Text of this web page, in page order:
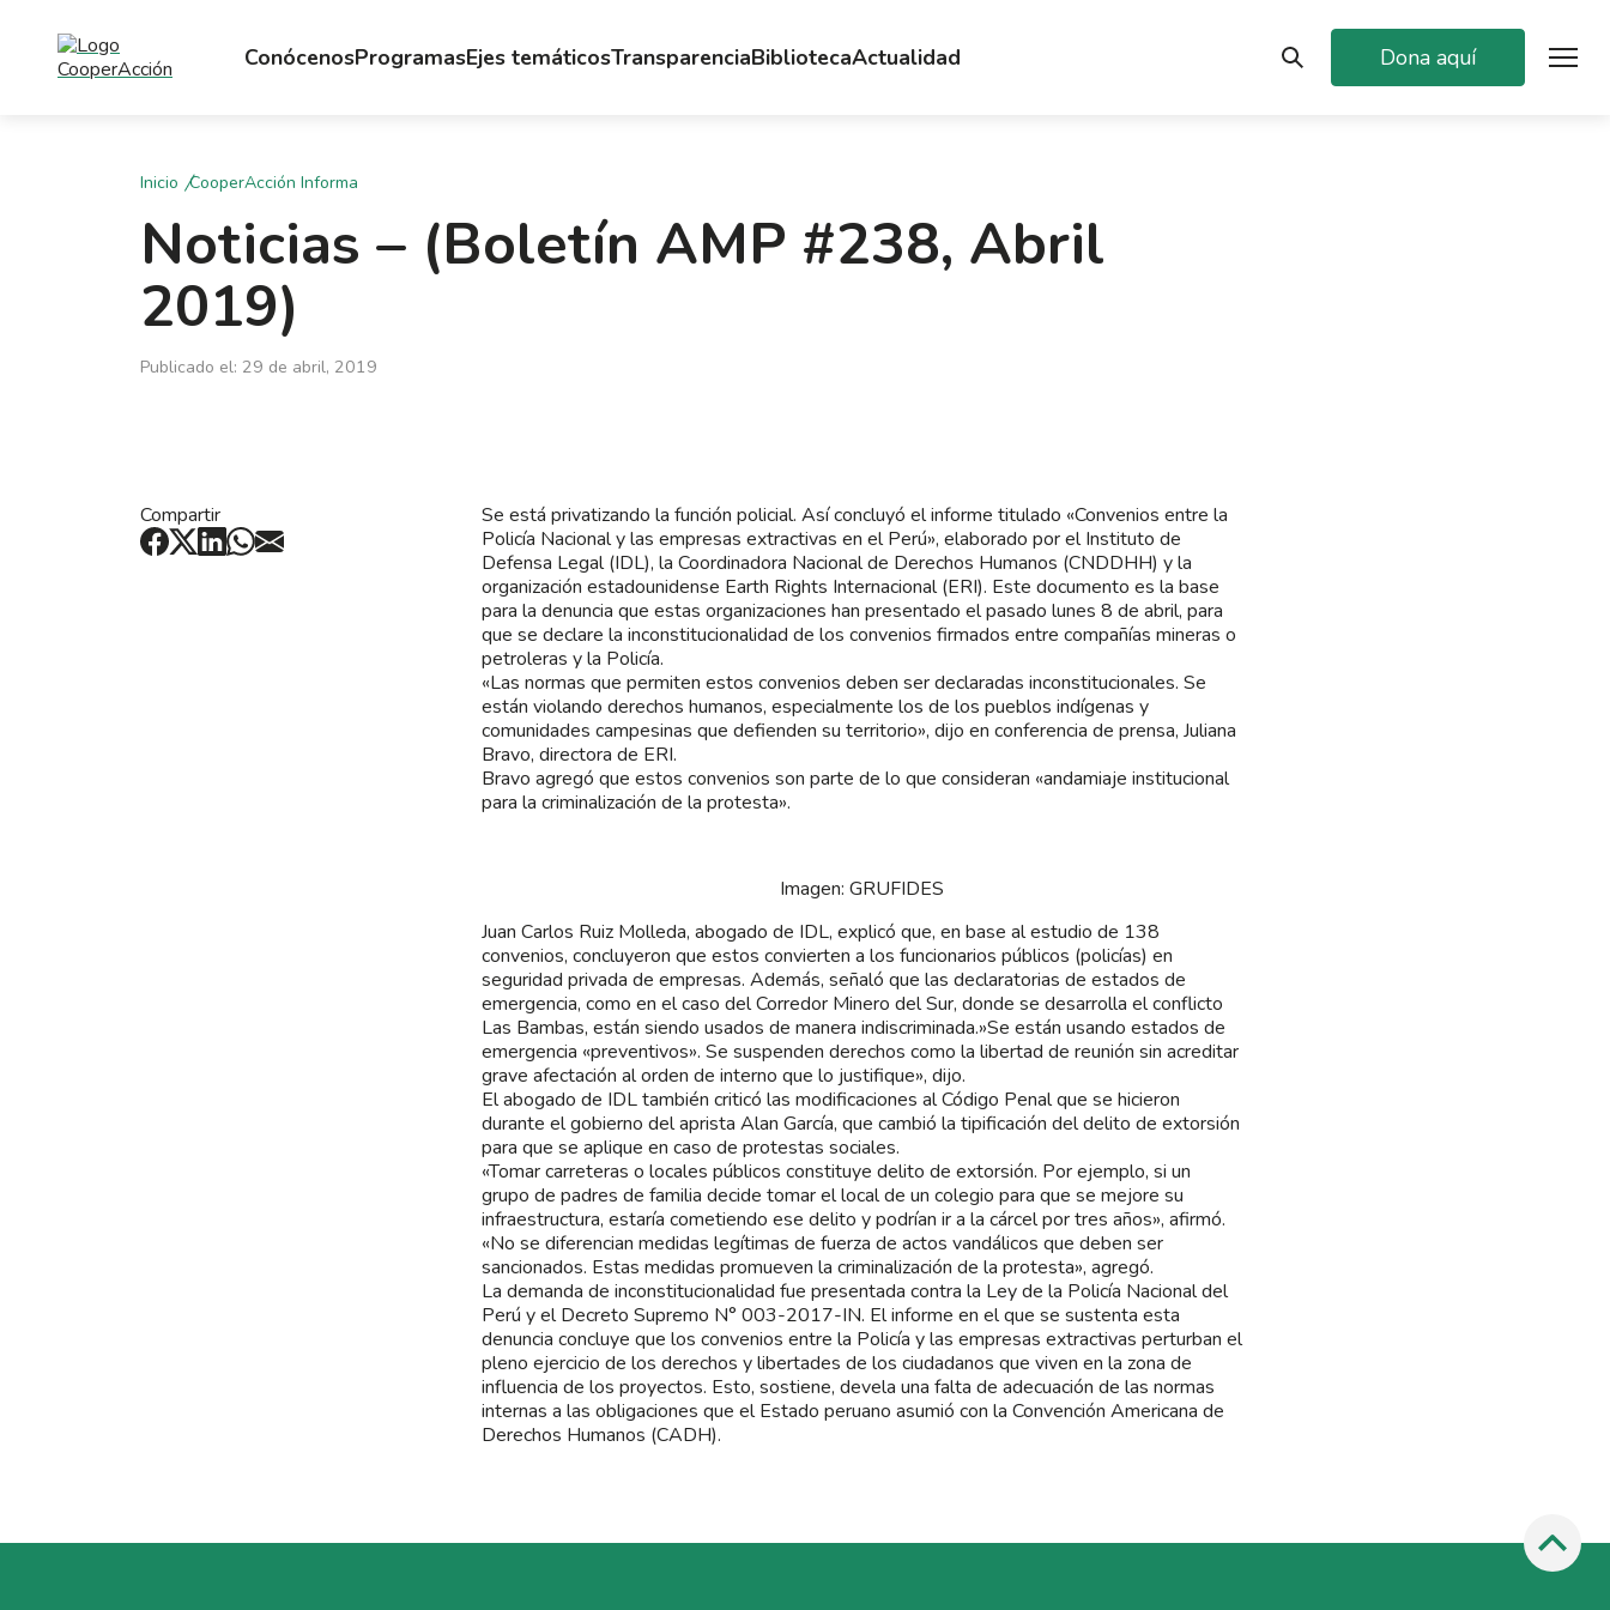
ConócenosProgramasEjes temáticosTransparenciaBibliotecaActualidad Dona aquí
Inicio CooperAcción Informa
Noticias – (Boletín AMP #238, Abril
2019)
Publicado el: 29 de abril, 2019
Compartir
Se está privatizando la función policial. Así concluyó el informe titulado «Convenios entre la
Policía Nacional y las empresas extractivas en el Perú», elaborado por el Instituto de
Defensa Legal (IDL), la Coordinadora Nacional de Derechos Humanos (CNDDHH) y la
organización estadounidense Earth Rights Internacional (ERI). Este documento es la base
para la denuncia que estas organizaciones han presentado el pasado lunes 8 de abril, para
que se declare la inconstitucionalidad de los convenios firmados entre compañías mineras o
petroleras y la Policía.
«Las normas que permiten estos convenios deben ser declaradas inconstitucionales. Se
están violando derechos humanos, especialmente los de los pueblos indígenas y
comunidades campesinas que defienden su territorio», dijo en conferencia de prensa, Juliana
Bravo, directora de ERI.
Bravo agregó que estos convenios son parte de lo que consideran «andamiaje institucional
para la criminalización de la protesta».
Imagen: GRUFIDES
Juan Carlos Ruiz Molleda, abogado de IDL, explicó que, en base al estudio de 138
convenios, concluyeron que estos convierten a los funcionarios públicos (policías) en
seguridad privada de empresas. Además, señaló que las declaratorias de estados de
emergencia, como en el caso del Corredor Minero del Sur, donde se desarrolla el conflicto
Las Bambas, están siendo usados de manera indiscriminada.»Se están usando estados de
emergencia «preventivos». Se suspenden derechos como la libertad de reunión sin acreditar
grave afectación al orden de interno que lo justifique», dijo.
El abogado de IDL también criticó las modificaciones al Código Penal que se hicieron
durante el gobierno del aprista Alan García, que cambió la tipificación del delito de extorsión
para que se aplique en caso de protestas sociales.
«Tomar carreteras o locales públicos constituye delito de extorsión. Por ejemplo, si un
grupo de padres de familia decide tomar el local de un colegio para que se mejore su
infraestructura, estaría cometiendo ese delito y podrían ir a la cárcel por tres años», afirmó.
«No se diferencian medidas legítimas de fuerza de actos vandálicos que deben ser
sancionados. Estas medidas promueven la criminalización de la protesta», agregó.
La demanda de inconstitucionalidad fue presentada contra la Ley de la Policía Nacional del
Perú y el Decreto Supremo N° 003-2017-IN. El informe en el que se sustenta esta
denuncia concluye que los convenios entre la Policía y las empresas extractivas perturban el
pleno ejercicio de los derechos y libertades de los ciudadanos que viven en la zona de
influencia de los proyectos. Esto, sostiene, devela una falta de adecuación de las normas
internas a las obligaciones que el Estado peruano asumió con la Convención Americana de
Derechos Humanos (CADH).